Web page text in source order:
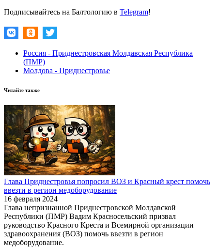
Подписывайтесь на Балтологию в Telegram!
Россия - Приднестровская Молдавская Республика
(ПМР)
Молдова - Приднестровье
Читайте также
Глава Приднестровья попросил ВОЗ и Красный крест помочь
ввезти в регион медоборудование
16 февраля 2024
Глава непризнанной Приднестровской Молдавской
Республики (ПМР) Вадим Красносельский призвал
руководство Красного Креста и Всемирной организации
здравоохранения (ВОЗ) помочь ввезти в регион
медоборудование.